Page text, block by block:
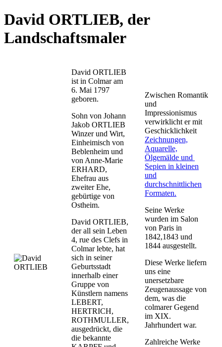
David ORTLIEB, der
Landschaftsmaler
David ORTLIEB
ist in Colmar am
6. Mai 1797
geboren.
Sohn von Johann
Jakob ORTLIEB
Winzer und Wirt,
Einheimisch von
Beblenheim und
von Anne-Marie
ERHARD,
Ehefrau aus
zweiter Ehe,
gebürtige von
Ostheim.
David ORTLIEB,
der all sein Leben
4, rue des Clefs in
Colmar lebte, hat
sich in seiner
Geburtsstadt
innerhalb einer
Gruppe von
Künstlern namens
LEBERT,
HERTRICH,
ROTHMULLER,
ausgedrückt, die
die bekannte
Zwischen Romantik
und
Impressionismus
verwirklicht er mit
Geschicklichkeit
Zeichnungen,
Aquarelle,
Ölgemälde und
Sepien in kleinen
und
durchschnittlichen
Formaten.
Seine Werke
wurden im Salon
von Paris in
1842,1843 und
1844 ausgestellt.
Diese Werke liefern
uns eine
unersetzbare
Zeugenaussage von
dem, was die
colmarer Gegend
im XIX.
Jahrhundert war.
Zahlreiche Werke